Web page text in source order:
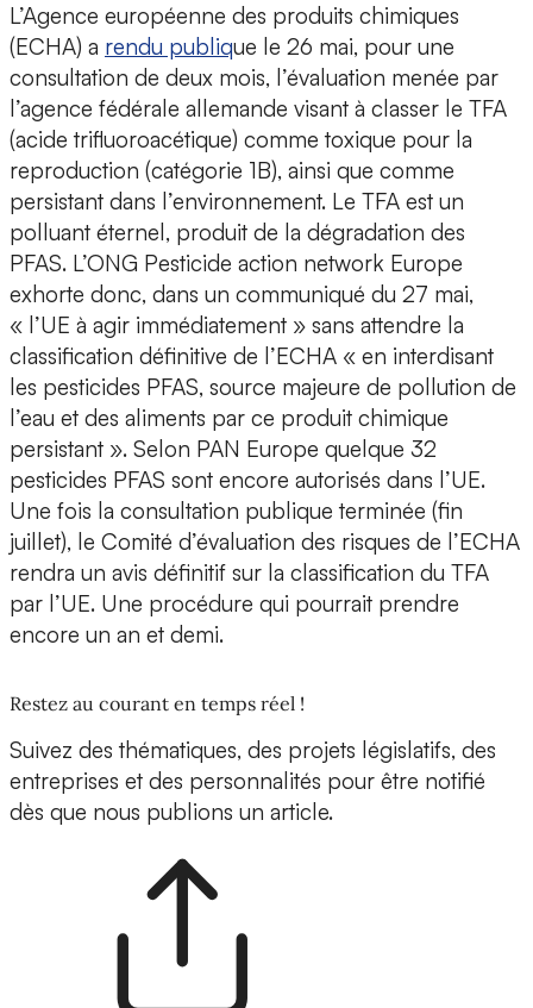
L’Agence européenne des produits chimiques
(ECHA) a rendu publique le 26 mai, pour une
consultation de deux mois, l’évaluation menée par
l’agence fédérale allemande visant à classer le TFA
(acide trifluoroacétique) comme toxique pour la
reproduction (catégorie 1B), ainsi que comme
persistant dans l’environnement. Le TFA est un
polluant éternel, produit de la dégradation des
PFAS. L’ONG Pesticide action network Europe
exhorte donc, dans un communiqué du 27 mai,
« l’UE à agir immédiatement » sans attendre la
classification définitive de l’ECHA « en interdisant
les pesticides PFAS, source majeure de pollution de
l’eau et des aliments par ce produit chimique
persistant ». Selon PAN Europe quelque 32
pesticides PFAS sont encore autorisés dans l’UE.
Une fois la consultation publique terminée (fin
juillet), le Comité d’évaluation des risques de l’ECHA
rendra un avis définitif sur la classification du TFA
par l’UE. Une procédure qui pourrait prendre
encore un an et demi.
Restez au courant en temps réel !
Suivez des thématiques, des projets législatifs, des
entreprises et des personnalités pour être notifié
dès que nous publions un article.